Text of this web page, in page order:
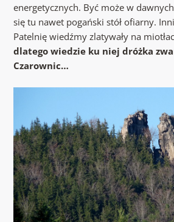
energetycznych. Być może w
się tu nawet pogański stół ofiarny.
Patelnię wiedźmy zlatywały na
dlatego wiedzie ku niej dróżka
Czarownic…